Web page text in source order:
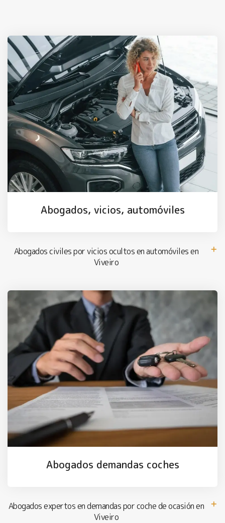
Abogados, vicios, automóviles
Abogados civiles por vicios ocultos en automóviles en
Viveiro
Abogados demandas coches
Abogados expertos en demandas por coche de ocasión en
Viveiro